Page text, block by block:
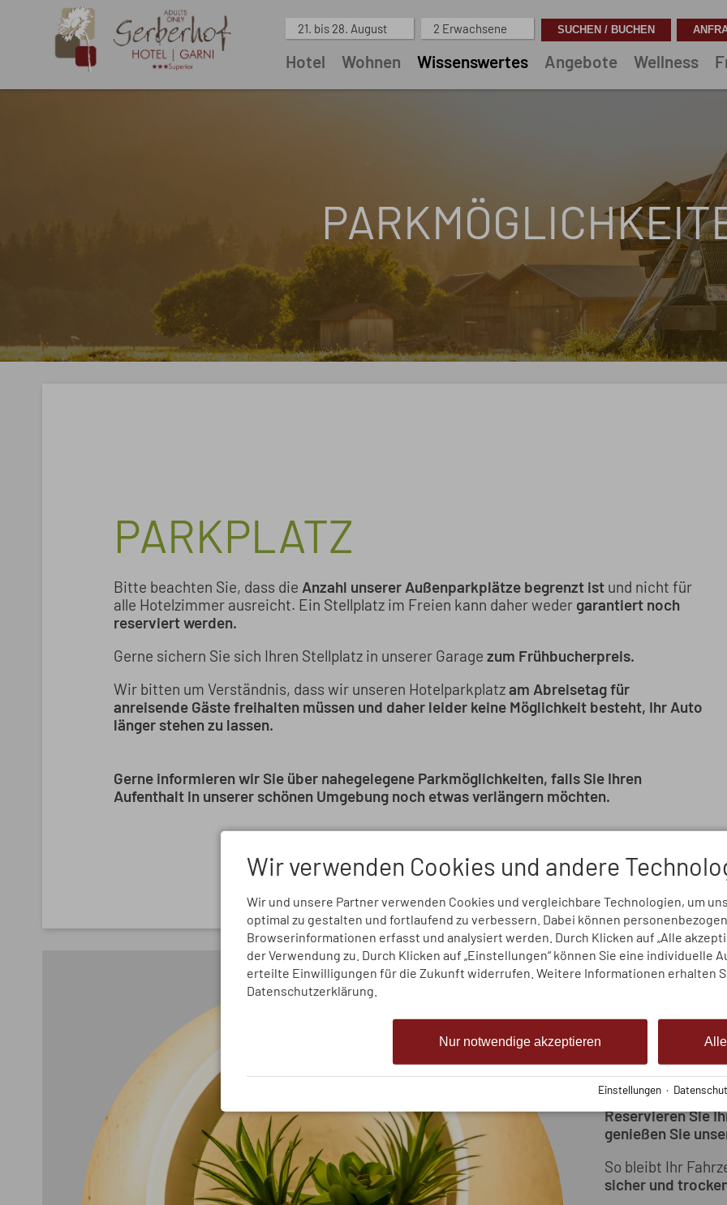
21. bis 28. August 2 Erwachsene
Hotel Wohnen Wissenswertes Angebote Wellness
PARKPLATZ
Bitte beachten Sie, dass die Anzahl unserer Außenparkplätze begrenzt istund nicht für
alle Hotelzimmer ausreicht. Ein Stellplatz im Freien kann daher weder garantiert noch
reserviert werden.
Gerne sichern Sie sich Ihren Stellplatz in unserer Garage zum Frühbucherpreis.
Wir bitten um Verständnis, dass wir unseren Hotelparkplatzam Abreisetag für
anreisende Gäste freihalten müssen und daher leider keine Möglichkeit besteht, Ihr Auto
länger stehen zu lassen.
Gerne informieren wir Sie über nahegelegene Parkmöglichkeiten, falls Sie Ihren
Aufenthalt in unserer schönen Umgebung noch etwas verlängern möchten.
Unseren Gästen
10 Stellplätzezur
Reservieren Sie
genießen Sie
So bleibt Ihr
sicher und
Wir verwenden Cookies und andere
Wir und unsere Partner verwenden Cookies und vergleichbare Technologien, um
optimal zu gestalten und fortlaufend zu verbessern. Dabei können
Browserinformationen erfasst und analysiert werden. Durch Klicken auf „Alle
der Verwendung zu. Durch Klicken auf „Einstellungen“ können Sie eine individuelle
erteilte Einwilligungen für die Zukunft widerrufen. Weitere Informationen erhalten
Datenschutzerklärung.
Nur notwendige akzeptieren
Einstellungen ·